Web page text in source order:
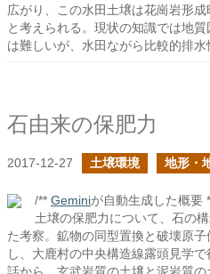
広がり、この水田土壌は花崗岩形
と考えられる。現状の知識では地
は難しいが、水田ながら比較的排水
石由来の保肥力
2017-12-27 土壌環境 地形・
/** Geminiが自動生成した概要
土壌の保肥力について、石の
た考察。鉱物の同型置換と破壊原
し、大鹿村の中央構造線露頭見学